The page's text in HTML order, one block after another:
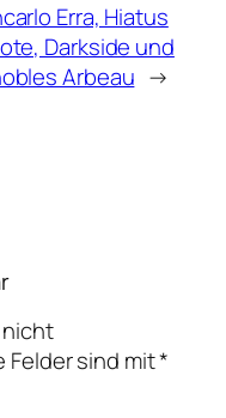
Erra, Hiatus
Darkside und
Arbeau →
nicht
Felder sind mit*